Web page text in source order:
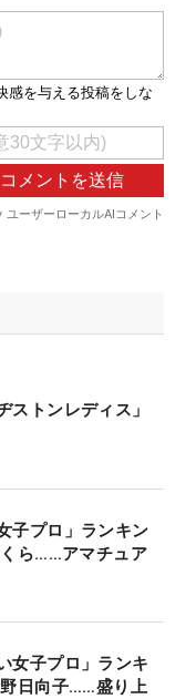
ストンレディス」
子プロ」ランキン
ら……アマチュア
女子プロ」ランキ
日向子……盛り上